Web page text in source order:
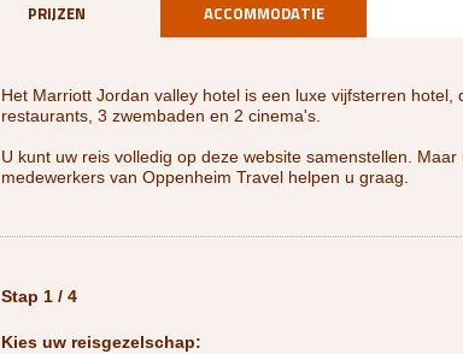
PRIJZEN ACCOMMODATIE
Het Marriott Jordan valley hotel is een luxe vijfsterren
restaurants, 3 zwembaden en 2 cinema's.
U kunt uw reis volledig op deze website samenstellen.
medewerkers van Oppenheim Travel helpen u
Stap 1 / 4
Kies uw reisgezelschap: